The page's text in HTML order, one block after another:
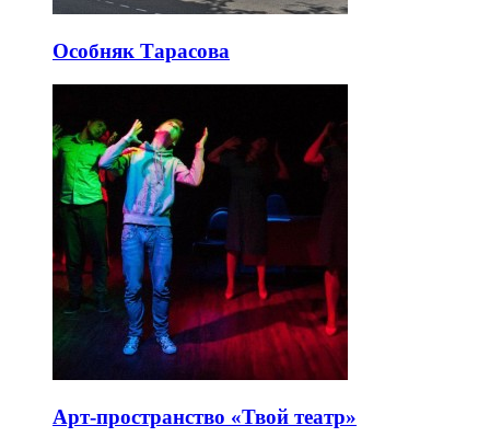
Особняк Тарасова
Арт-пространство «Твой театр»